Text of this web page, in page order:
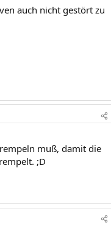
auch nicht gestört zu
muß, damit die
;D